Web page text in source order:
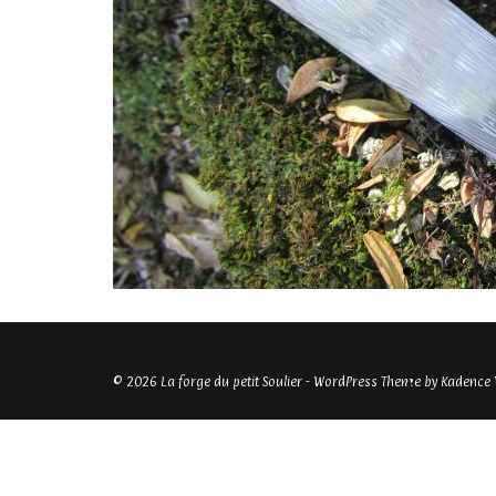
© 2026 La forge du petit Soulier - WordPress Theme by Kadence